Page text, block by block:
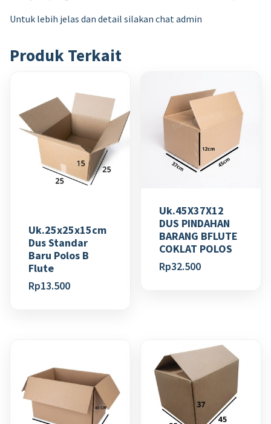
Untuk lebih jelas dan detail silakan chat admin
Produk Terkait
Uk.25x25x15cm
Dus Standar
Baru Polos B
Flute
Rp13.500
Uk.45X37X12
DUS PINDAHAN
BARANG BFLUTE
COKLAT POLOS
Rp32.500